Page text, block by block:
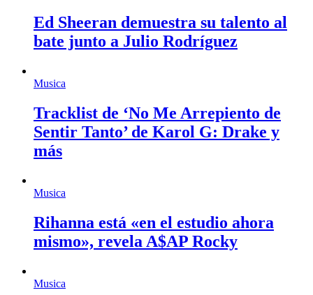
Ed Sheeran demuestra su talento al
bate junto a Julio Rodríguez
Musica
Tracklist de ‘No Me Arrepiento de
Sentir Tanto’ de Karol G: Drake y
más
Musica
Rihanna está «en el estudio ahora
mismo», revela A$AP Rocky
Musica